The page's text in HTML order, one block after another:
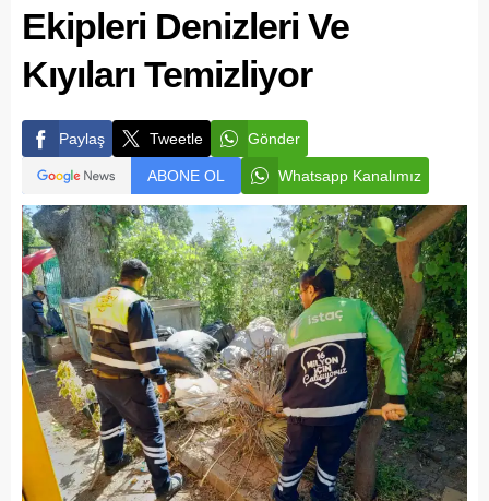
Ekipleri Denizleri Ve
Kıyıları Temizliyor
Paylaş Tweetle Gönder
ABONE OL Whatsapp Kanalımız